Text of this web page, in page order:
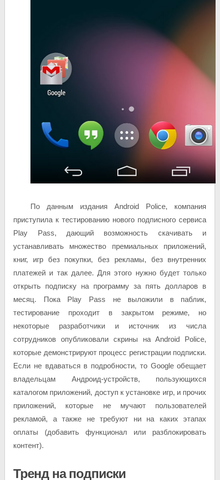
По данным издания Android Police, компания
приступила к тестированию нового подписного сервиса
Play Pass, дающий возможность скачивать и
устанавливать множество премиальных приложений,
книг, игр без покупки, без рекламы, без внутренних
платежей и так далее. Для этого нужно будет только
открыть подписку на программу за пять долларов в
месяц. Пока Play Pass не выложили в паблик,
тестирование проходит в закрытом режиме, но
некоторые разработчики и источник из числа
сотрудников опубликовали скрины на Android Police,
которые демонстрируют процесс регистрации подписки.
Если не вдаваться в подробности, то Google обещает
владельцам Андроид-устройств, пользующихся
каталогом приложений, доступ к установке игр, и прочих
приложений, которые не мучают пользователей
рекламой, а также не требуют ни на каких этапах
оплаты (добавить функционал или разблокировать
контент).
Тренд на подписки